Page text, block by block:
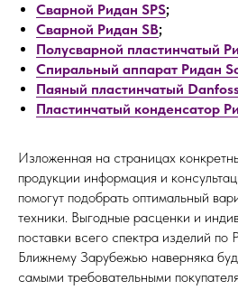
Сварной Ридан SPS;
Сварной Ридан SB;
Полусварной пластинчатый
Спиральный аппарат Ридан
Паяный пластинчатый
Пластинчатый конденсатор
Изложенная на страницах
продукции информация и
помогут подобрать оптимальный
техники. Выгодные расценки и
поставки всего спектра изделий по
Ближнему Зарубежью наверняка
самыми требовательными